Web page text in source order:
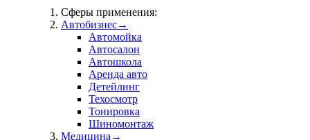
Сферы применения:
Автобизнес→
Автомойка
Автосалон
Автошкола
Аренда авто
Детейлинг
Техосмотр
Тонировка
Шиномонтаж
Медицина →